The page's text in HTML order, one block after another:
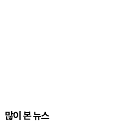
많이 본 뉴스